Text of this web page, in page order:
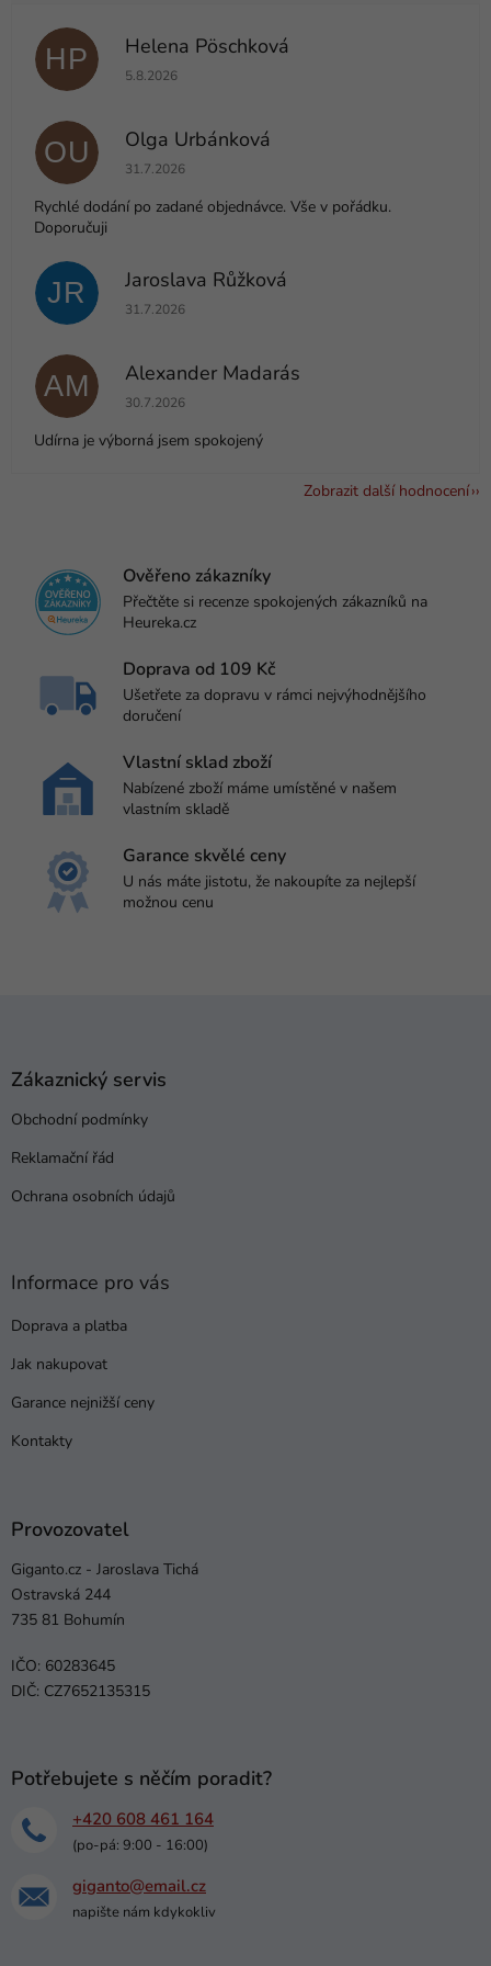
HP Helena Pöschková
Hodnocení obchodu je 5 z 5 hvězdiček.
5.8.2026
OU Olga Urbánková
Hodnocení obchodu je 5 z 5 hvězdiček.
31.7.2026
Rychlé dodání po zadané objednávce. Vše v pořádku.
Doporučuji
JR Jaroslava Růžková
Hodnocení obchodu je 5 z 5 hvězdiček.
31.7.2026
AM Alexander Madarás
Hodnocení obchodu je 5 z 5 hvězdiček.
30.7.2026
Udírna je výborná jsem spokojený
Zobrazit další hodnocení
Ověřeno zákazníky
Přečtěte si recenze spokojených zákazníků na
Heureka.cz
Doprava od 109 Kč
Ušetřete za dopravu v rámci nejvýhodnějšího
doručení
Vlastní sklad zboží
Nabízené zboží máme umístěné v našem
vlastním skladě
Garance skvělé ceny
U nás máte jistotu, že nakoupíte za nejlepší
možnou cenu
Zákaznický servis
Obchodní podmínky
Reklamační řád
Ochrana osobních údajů
Informace pro vás
Doprava a platba
Jak nakupovat
Garance nejnižší ceny
Kontakty
Provozovatel
Giganto.cz - Jaroslava Tichá
Ostravská 244
735 81 Bohumín
IČO: 60283645
DIČ: CZ7652135315
Potřebujete s něčím poradit?
+420 608 461 164
(po-pá: 9:00 - 16:00)
giganto@email.cz
napište nám kdykokliv